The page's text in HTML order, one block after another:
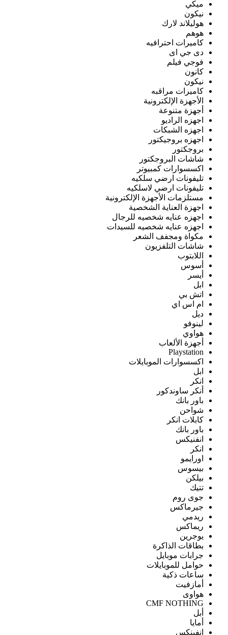
ميكي
نيكون
هوليلاند لارك
هوهم
كاميرات احترافيه
دى جي اى
فوجي فيلم
كانون
نيكون
كاميرات مراقبه
الأجهزة الإلكترونية
أجهزة متنوعة
اجهزه الراديو
اجهزه الشبكات
اجهزه بروجيكتور
بروجكتور
شاشات البروجكتور
اكسسوارات كمبيوتر
تليفونات ارضي سلكيه
تليفونات ارضي لاسلكيه
مستلزمات الأجهزة الإلكترونية
اجهزة العناية الشخصية
اجهزه عنايه شخصيه للرجال
اجهزه عنايه شخصيه للسيدات
مكواة ومجفف الشعر
شاشات التلفزيون
اللابتوب
أسوس
أيسر
ابل
اتش بي
ام اس اي
ديل
لينوفو
هواوي
أجهزة الألعاب
Playstation
اكسسوارات الموبايلات
ابل
انكر
أنكر ساوندكور
باور بانك
شواحن
كابلات انكر
باور بانك
انفنيكس
انكر
اورايمو
بيسوس
بيلكن
تتيك
جوى روم
جيرماكس
ريدمي
ريماكس
يوجرين
بطاقات الذاكرة
جرابات موبايل
حوامل للموبايلات
ساعات ذكية
أمازفيت
هواوى
CMF NOTHING
أبل
أمايا
انفينكس